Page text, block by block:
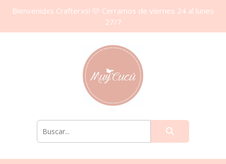
Bienvenidxs Crafterxs! 🩷 Cerramos de viernes 24 al lunes
27/7